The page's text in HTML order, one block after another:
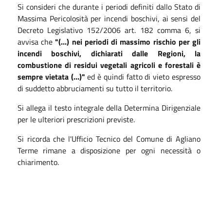
Si consideri che durante i periodi definiti dallo Stato di
Massima Pericolosità per incendi boschivi, ai sensi del
Decreto Legislativo 152/2006 art. 182 comma 6, si
avvisa che"(...) nei periodi di massimo rischio per gli
incendi boschivi, dichiarati dalle Regioni, la
combustione di residui vegetali agricoli e forestali è
sempre vietata (...)" ed è quindi fatto di vieto espresso
di suddetto abbruciamenti su tutto il territorio.
Si allega il testo integrale della Determina Dirigenziale
per le ulteriori prescrizioni previste.
Si ricorda che l'Ufficio Tecnico del Comune di Agliano
Terme rimane a disposizione per ogni necessità o
chiarimento.